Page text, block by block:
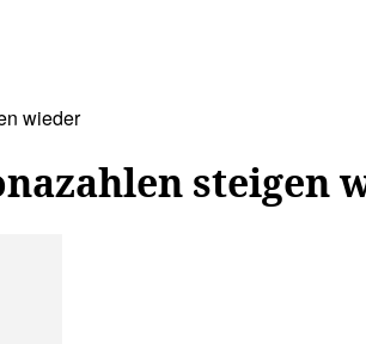
wieder
steigen